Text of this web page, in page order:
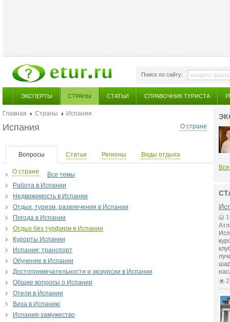
Поиск по сайту:
ЭКСПЕРТЫ СТРАНЫ СТАТЬИ СПРАВОЧНИК ТУРИСТА
Главная Страны
Испания
О стране
Испания
Вопросы Статьи Регионы Виды отдыха
О стране
Все темы
Работа в Испании
Недвижимость в Испании
Отдых, туризм, развлечения в Испании
Погода в Испании
Отдых без турфирм в Испании
Курорты Испании
Испания: транспорт
Обучение в Испании
Достопримечательности и экскурсии в Испании
Общие вопросы о Испании
Отели в Испании
Виза в Испанию
Испания-замужество